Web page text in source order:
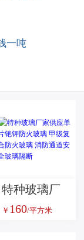
一吨
特种玻璃厂
家供应单片
￥ 160/平方米